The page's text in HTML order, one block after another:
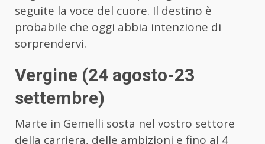
seguite la voce del cuore. Il destino è
probabile che oggi abbia intenzione di
sorprendervi.
Vergine (24 agosto-23
settembre)
Marte in Gemelli sosta nel vostro settore
della carriera, delle ambizioni e fino al 4